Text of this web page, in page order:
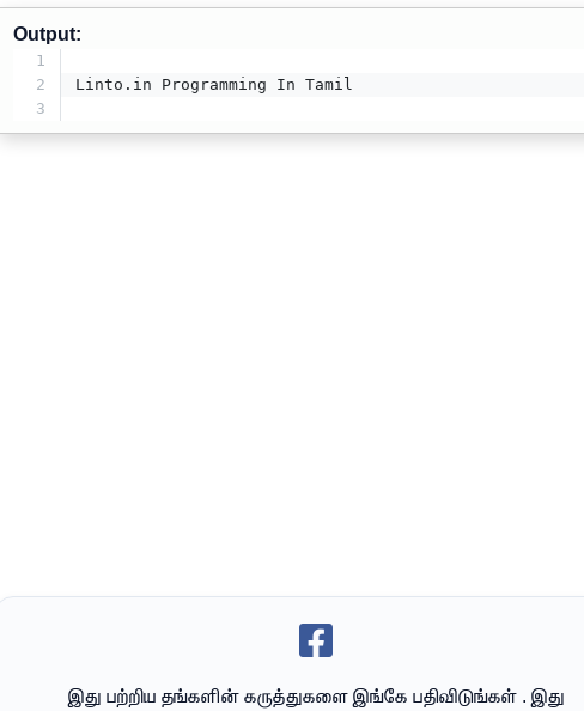
Output:
1
2
Linto.in Programming In Tamil
3
இது பற்றிய தங்களின் கருத்துகளை இங்கே பதிவிடுங்கள் . இது